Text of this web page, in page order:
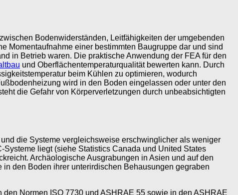
Bodenwiderständen, Leitfähigkeiten der umgebenden
Momentaufnahme einer bestimmten Baugruppe dar und sind
in Betrieb waren. Die praktische Anwendung der FEA für den
und Oberflächentemperaturqualität bewerten kann. Durch
beim Kühlen zu optimieren, wodurch
wird in den Boden eingelassen oder unter den
die Gefahr von Körperverletzungen durch unbeabsichtigten
die Systeme vergleichsweise erschwinglicher als weniger
liegt (siehe Statistics Canada und United States
Archäologische Ausgrabungen in Asien und auf den
den Boden ihrer unterirdischen Behausungen gegraben
Normen ISO 7730 und ASHRAE 55 sowie in den ASHRAE